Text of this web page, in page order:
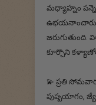
మధ్యాహ్నం
జరుగుతుంది.
కూర్చొని
💫 ప్రతి
పుష్పయాగం,